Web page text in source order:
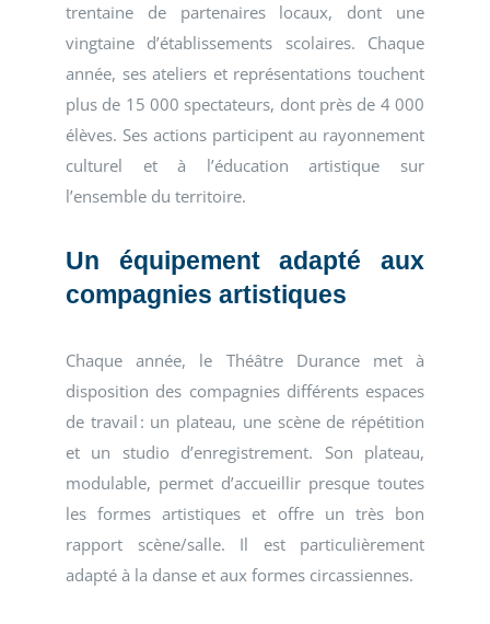
trentaine de partenaires locaux, dont une
vingtaine d’établissements scolaires. Chaque
année, ses ateliers et représentations touchent
plus de 15 000 spectateurs, dont près de 4 000
élèves. Ses actions participent au rayonnement
culturel et à l’éducation artistique sur
l’ensemble du territoire.
Un équipement adapté aux
compagnies artistiques
Chaque année, le Théâtre Durance met à
disposition des compagnies différents espaces
de travail : un plateau, une scène de répétition
et un studio d’enregistrement. Son plateau,
modulable, permet d’accueillir presque toutes
les formes artistiques et offre un très bon
rapport scène/salle. Il est particulièrement
adapté à la danse et aux formes circassiennes.